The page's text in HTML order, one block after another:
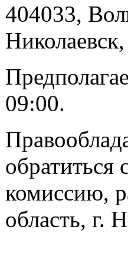
404033,
09:00.
комиссию,
область, г.